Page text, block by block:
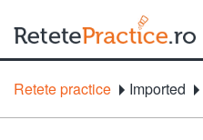
Retete practice Imported